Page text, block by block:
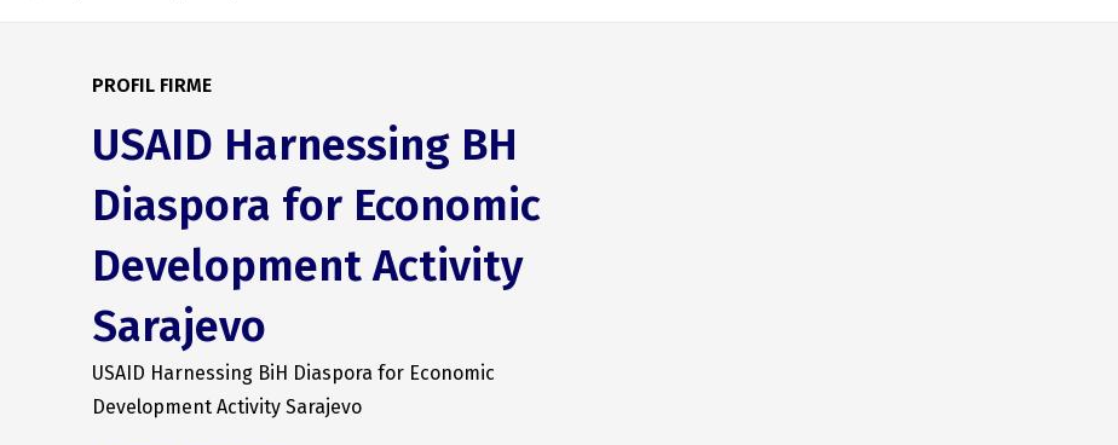
PROFIL FIRME
USAID Harnessing BH
Diaspora for Economic
Development Activity
Sarajevo
USAID Harnessing BiH Diaspora for Economic
Development Activity Sarajevo